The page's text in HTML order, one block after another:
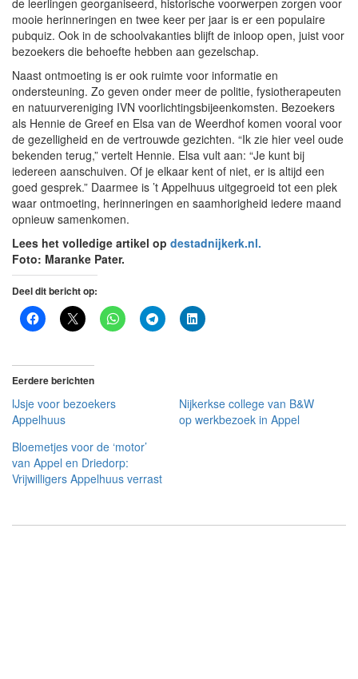
de leerlingen georganiseerd, historische voorwerpen zorgen voor
mooie herinneringen en twee keer per jaar is er een populaire
pubquiz. Ook in de schoolvakanties blijft de inloop open, juist voor
bezoekers die behoefte hebben aan gezelschap.
Naast ontmoeting is er ook ruimte voor informatie en
ondersteuning. Zo geven onder meer de politie, fysiotherapeuten
en natuurvereniging IVN voorlichtingsbijeenkomsten. Bezoekers
als Hennie de Greef en Elsa van de Weerdhof komen vooral voor
de gezelligheid en de vertrouwde gezichten. “Ik zie hier veel oude
bekenden terug,” vertelt Hennie. Elsa vult aan: “Je kunt bij
iedereen aanschuiven. Of je elkaar kent of niet, er is altijd een
goed gesprek.” Daarmee is ’t Appelhuus uitgegroeid tot een plek
waar ontmoeting, herinneringen en saamhorigheid iedere maand
opnieuw samenkomen.
Lees het volledige artikel op destadnijkerk.nl.
Foto: Maranke Pater.
Deel dit bericht op:
Eerdere berichten
IJsje voor bezoekers
Appelhuus
Nijkerkse college van B&W
op werkbezoek in Appel
Bloemetjes voor de ‘motor’
van Appel en Driedorp:
Vrijwilligers Appelhuus verrast